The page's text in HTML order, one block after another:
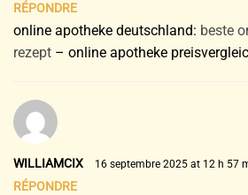
RÉPONDRE
online apotheke deutschland: beste
rezept – online apotheke
WILLIAMCIX 16 septembre 2025 at 12 h 57
RÉPONDRE